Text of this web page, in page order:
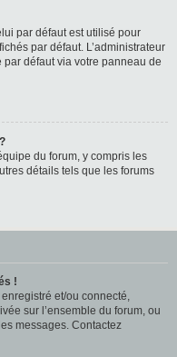
par défaut est utilisé pour
par défaut. L’administrateur
défaut via votre panneau de
du forum, y compris les
détails tels que les forums
!
enregistré et/ou connecté,
sur l’ensemble du forum, ou
messages. Contactez